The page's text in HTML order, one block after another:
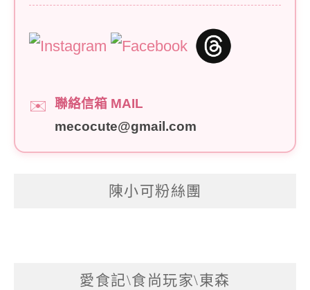
✉️
聯絡信箱 MAIL
mecocute@gmail.com
陳小可粉絲團
愛食記\食尚玩家\東森